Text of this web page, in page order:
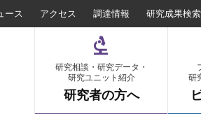
ース アクセス 調達情報 研究成果検索
研究相談・研究データ・
研究ユニット紹介
研究者の方へ
研